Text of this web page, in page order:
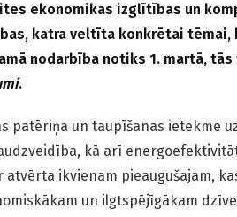
ekonomikas izglītības un
katra veltīta konkrētai
nodarbība notiks 1. martā, tās
.
patēriņa un taupīšanas ietekme
kā arī
ikvienam pieaugušajam,
un ilgtspējīgākam